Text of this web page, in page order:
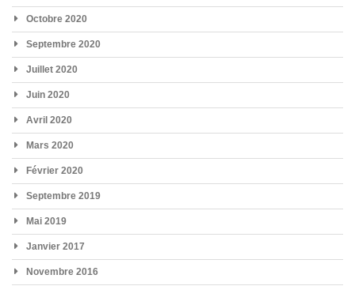
Octobre 2020
Septembre 2020
Juillet 2020
Juin 2020
Avril 2020
Mars 2020
Février 2020
Septembre 2019
Mai 2019
Janvier 2017
Novembre 2016